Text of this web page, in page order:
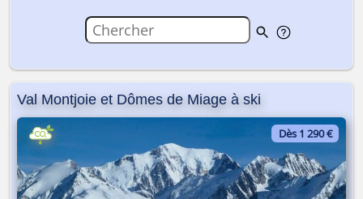
Val Montjoie et Dômes de Miage à ski
Dès 1 290 €